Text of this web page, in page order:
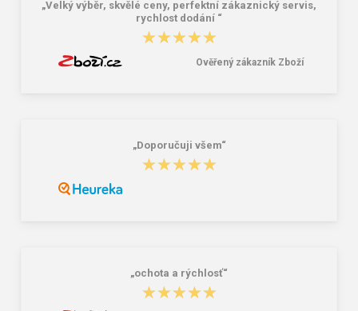
„Velký výběr, skvělé ceny, perfektní zákaznický servis,
rychlost dodání “
★★★★★
★★★★★
Ověřený zákazník Zboží
„Doporučuji všem“
★★★★★
★★★★★
„ochota a rýchlosť“
★★★★★
★★★★★